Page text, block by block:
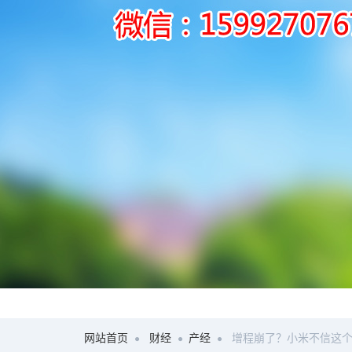
网站首页 财经 产经 增程崩了？小米不信这